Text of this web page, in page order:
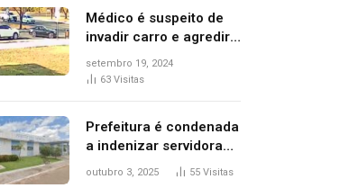
Médico é suspeito de
invadir carro e agredir
delegado aposentado
durante confusão no
setembro 19, 2024
63 Visitas
Prefeitura é condenada
a indenizar servidora
temporária demitida
outubro 3, 2025 55 Visitas